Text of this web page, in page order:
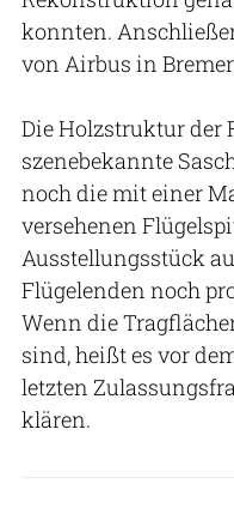
konnten.
von Airbus in
Die Holzstruktur der
szenebekannte
noch die mit einer
versehenen
Ausstellungsstück
Flügelenden noch
Wenn die
sind, heißt es vor
letzten
klären.